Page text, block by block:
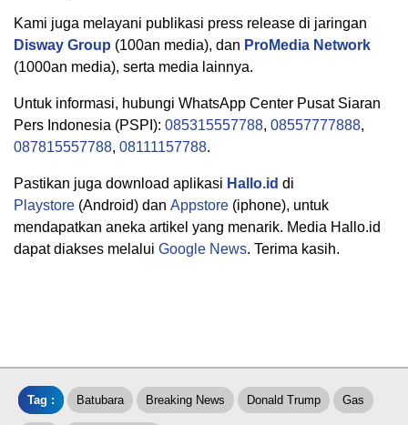
Kami juga melayani publikasi press release di jaringan
Disway Group (100an media), dan ProMedia Network
(1000an media), serta media lainnya.
Untuk informasi, hubungi WhatsApp Center Pusat Siaran
Pers Indonesia (PSPI): 085315557788, 08557777888,
087815557788, 08111157788.
Pastikan juga download aplikasi Hallo.id di
Playstore (Android) dan Appstore (iphone), untuk
mendapatkan aneka artikel yang menarik. Media Hallo.id
dapat diakses melalui Google News. Terima kasih.
Tag : Batubara Breaking News Donald Trump Gas